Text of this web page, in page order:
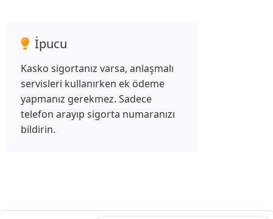
İpucu
Kasko sigortanız varsa, anlaşmalı
servisleri kullanırken ek ödeme
yapmanız gerekmez. Sadece
telefon arayıp sigorta numaranızı
bildirin.